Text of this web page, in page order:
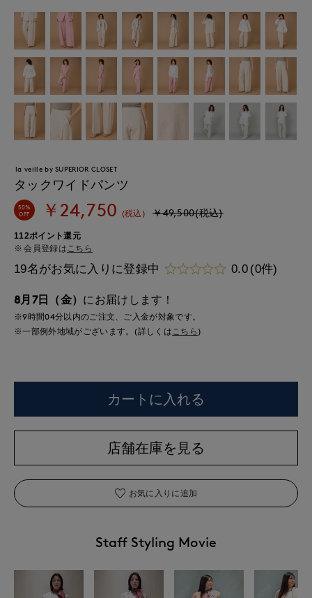
la veille by SUPERIOR CLOSET
タックワイドパンツ
50%
OFF ￥24,750 (税込) ￥49,500(税込)
112ポイント還元
会員登録はこちら
19名がお気に入りに登録中 0.0 (0件)
8月7日（金） にお届けします！
※9時間04分以内のご注文、ご入金が対象です。
※一部例外地域がございます。(詳しくは こちら )
カートに入れる
店舗在庫を見る
お気に入りに追加
Staff Styling Movie